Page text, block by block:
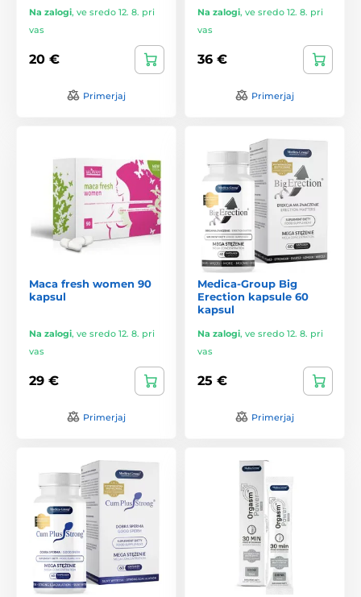
Na zalogi, ve sredo 12. 8. pri
vas
20 €
Primerjaj
Na zalogi, ve sredo 12. 8. pri
vas
36 €
Primerjaj
Maca fresh women 90
kapsul
Na zalogi, ve sredo 12. 8. pri
vas
29 €
Primerjaj
Medica-Group Big
Erection kapsule 60
kapsul
Na zalogi, ve sredo 12. 8. pri
vas
25 €
Primerjaj